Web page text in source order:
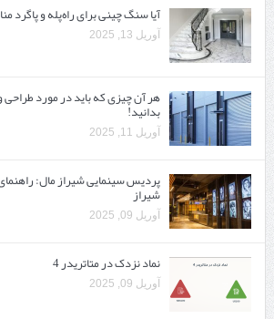
آیا سنگ چینی برای راه‌پله و
آوریل 13, 2025
هر آن چیزی که باید در مورد
بدانید!
آوریل 11, 2025
پردیس سینمایی شیراز مال:
شیراز
آوریل 09, 2025
نماد نزدک در متاتریدر 4
آوریل 09, 2025